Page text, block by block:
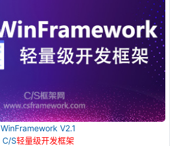
WinFramework V2.1
C/S轻量级开发框架